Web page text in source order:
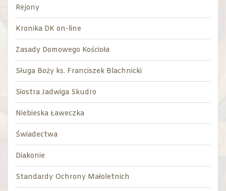
Rejony
Kronika DK on-line
Zasady Domowego Kościoła
Sługa Boży ks. Franciszek Blachnicki
Siostra Jadwiga Skudro
Niebieska Ławeczka
Świadectwa
Diakonie
Standardy Ochrony Małoletnich